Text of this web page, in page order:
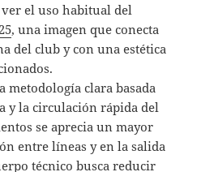
el uso habitual del
, una imagen que conecta
del club y con una estética
clara basada
y la circulación rápida del
se aprecia un mayor
entre líneas y en la salida
técnico busca reducir